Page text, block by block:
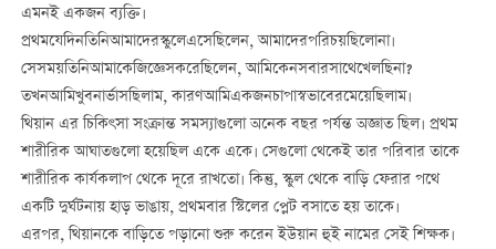
এমনই একজন ব্যক্তি।
প্রথমযেদিনতিনিআমাদেরস্কুলেএসেছিলেন, আমাদেরপরিচয়ছিলোনা।
সেসময়তিনিআমাকেজিজ্ঞেসকরেছিলেন, আমিকেনসবারসাথেখেলছিনা?
তখনআমিখুবনার্ভাসছিলাম, কারণআমিএকজনচাপাস্বভাবেরমেয়েছিলাম।
থিয়ান এর চিকিৎসা সংক্রান্ত সমস্যাগুলো অনেক বছর পর্যন্ত অজ্ঞাত ছিল। প্রথম
শারীরিক আঘাতগুলো হয়েছিল একে একে। সেগুলো থেকেই তার পরিবার তাকে
শারীরিক কার্যকলাপ থেকে দূরে রাখতো। কিন্তু, স্কুল থেকে বাড়ি ফেরার পথে
একটি দুর্ঘটনায় হাড় ভাঙায়, প্রথমবার স্টিলের প্লেট বসাতে হয় তাকে।
এরপর, থিয়ানকে বাড়িতে পড়ানো শুরু করেন ইউয়ান হুই নামের সেই শিক্ষক।